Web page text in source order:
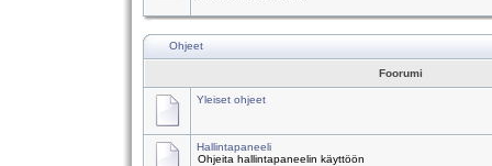
Ohjeet
Foorumi
Yleiset ohjeet
Hallintapaneeli
Ohjeita hallintapaneelin käyttöön